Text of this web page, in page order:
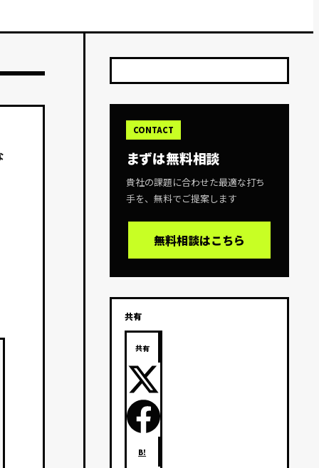
CONTACT
まずは無料相談
貴社の課題に合わせた最適な打ち
手を、無料でご提案します
無料相談はこちら
共有
共有
B!